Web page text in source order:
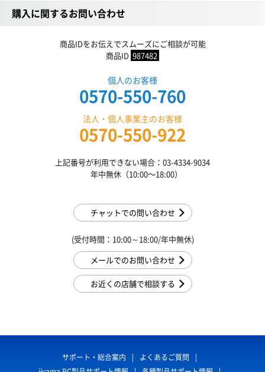
購入に関するお問い合わせ
商品IDをお伝えでスムーズにご相談が可能
商品ID 987482
個人のお客様
0570-550-760
法人・個人事業主のお客様
0570-550-922
上記番号が利用できない場合：03-4334-9034
年中無休（10:00〜18:00）
チャットでの問い合わせ
(受付時間：10:00～18:00/年中無休)
メールでのお問い合わせ
お近くの店舗で相談する
サポート・総合案内
よくあるご質問